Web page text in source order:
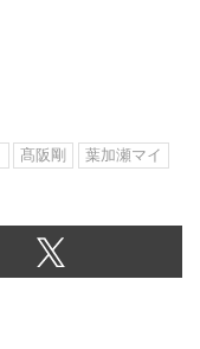
髙阪剛
葉加瀬マイ